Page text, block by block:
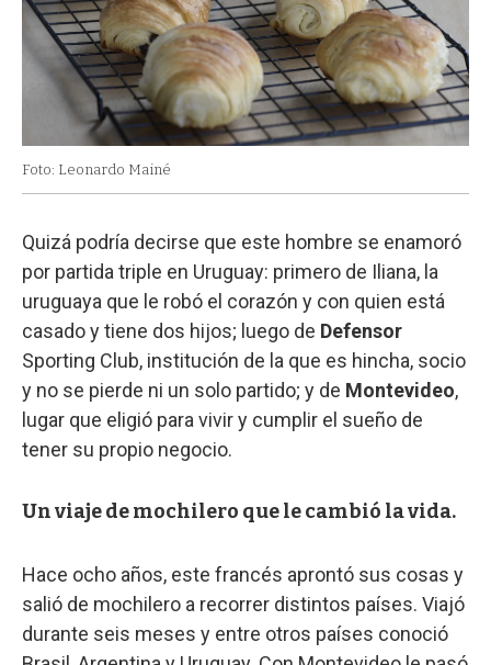
Foto: Leonardo Mainé
Quizá podría decirse que este hombre se enamoró
por partida triple en Uruguay: primero de Iliana, la
uruguaya que le robó el corazón y con quien está
casado y tiene dos hijos; luego de Defensor
Sporting Club, institución de la que es hincha, socio
y no se pierde ni un solo partido; y de Montevideo,
lugar que eligió para vivir y cumplir el sueño de
tener su propio negocio.
Un viaje de mochilero que le cambió la vida.
Hace ocho años, este francés aprontó sus cosas y
salió de mochilero a recorrer distintos países. Viajó
durante seis meses y entre otros países conoció